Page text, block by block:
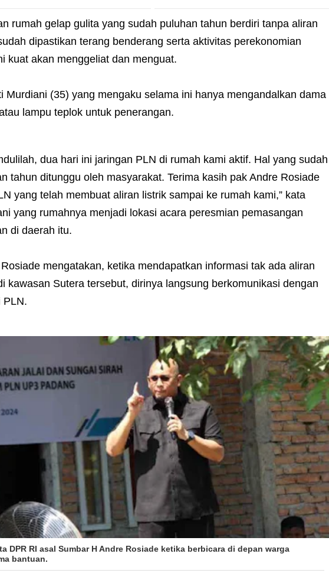
rumah gelap gulita yang sudah puluhan tahun berdiri tanpa aliran
dipastikan terang benderang serta aktivitas perekonomian
kuat akan menggeliat dan menguat.
Murdiani (35) yang mengaku selama ini hanya mengandalkan dama
lampu teplok untuk penerangan.
dua hari ini jaringan PLN di rumah kami aktif. Hal yang sudah
tahun ditunggu oleh masyarakat. Terima kasih pak Andre Rosiade
yang telah membuat aliran listrik sampai ke rumah kami,” kata
yang rumahnya menjadi lokasi acara peresmian pemasangan
di daerah itu.
mengatakan, ketika mendapatkan informasi tak ada aliran
kawasan Sutera tersebut, dirinya langsung berkomunikasi dengan
PLN.
DPR RI asal Sumbar H Andre Rosiade ketika berbicara di depan warga
bantuan.